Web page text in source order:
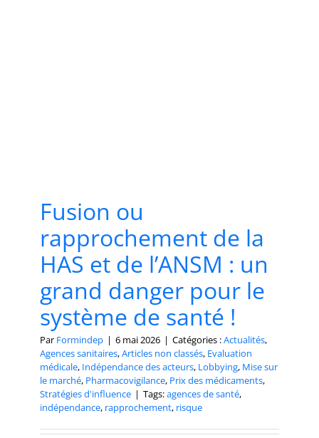
Fusion ou
rapprochement de la
HAS et de l’ANSM : un
grand danger pour le
système de santé !
Par Formindep | 6 mai 2026 | Catégories :Actualités,
Agences sanitaires,Articles non classés, Evaluation
médicale, Indépendance des acteurs, Lobbying, Mise sur
le marché, Pharmacovigilance, Prix des médicaments,
Stratégies d'influence | Tags:agences de santé,
indépendance, rapprochement, risque